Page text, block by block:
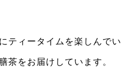
ティータイムを楽しんでい
茶をお届けしています。